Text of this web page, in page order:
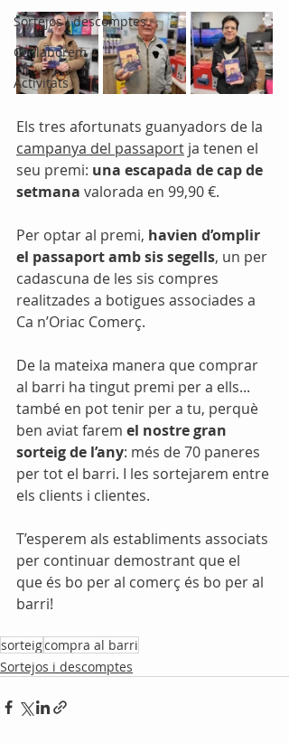
Sortejos i descomptes
Col·laborem
Activitats
Els tres afortunats guanyadors de la
campanya del passaport ja tenen el
seu premi: una escapada de cap de
setmana valorada en 99,90 €.
Per optar al premi, havien d’omplir
el passaport amb sis segells, un per
cadascuna de les sis compres
realitzades a botigues associades a
Ca n’Oriac Comerç.
De la mateixa manera que comprar
al barri ha tingut premi per a ells...
també en pot tenir per a tu, perquè
ben aviat farem el nostre gran
sorteig de l’any: més de 70 paneres
per tot el barri. I les sortejarem entre
els clients i clientes.
T’esperem als establiments associats
per continuar demostrant que el
que és bo per al comerç és bo per al
barri!
sorteigcompra al barri
Sortejos i descomptes